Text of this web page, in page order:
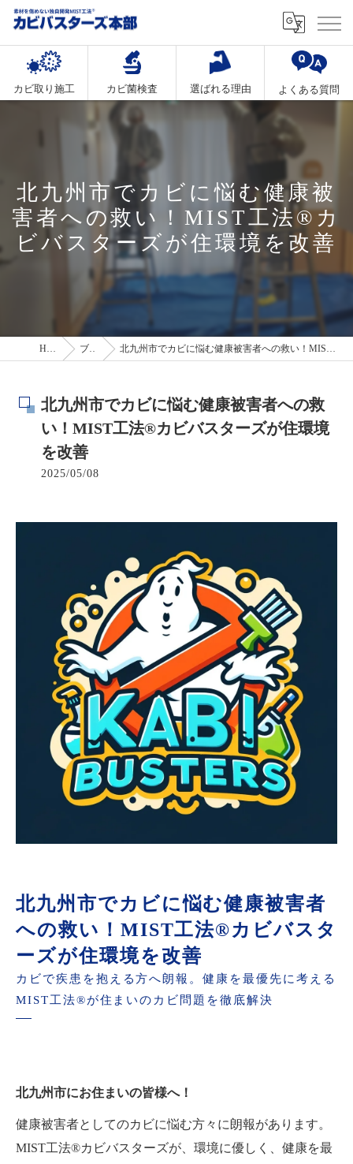
カビ取り施工 カビ菌検査 選ばれる理由 よくある質問
北九州市でカビに悩む健康被
害者への救い！MIST工法®カ
ビバスターズが住環境を改善
HOME ブログ 北九州市でカビに悩む健康被害者への救い！MIST工法®カビバスターズが住環境を改善
北九州市でカビに悩む健康被害者への救
い！MIST工法®カビバスターズが住環境
を改善
2025/05/08
北九州市でカビに悩む健康被害者
への救い！MIST工法®カビバスタ
ーズが住環境を改善
カビで疾患を抱える方へ朗報。健康を最優先に考える
MIST工法®が住まいのカビ問題を徹底解決
北九州市にお住まいの皆様へ！
健康被害者としてのカビに悩む方々に朗報があります。
MIST工法®カビバスターズが、環境に優しく、健康を最